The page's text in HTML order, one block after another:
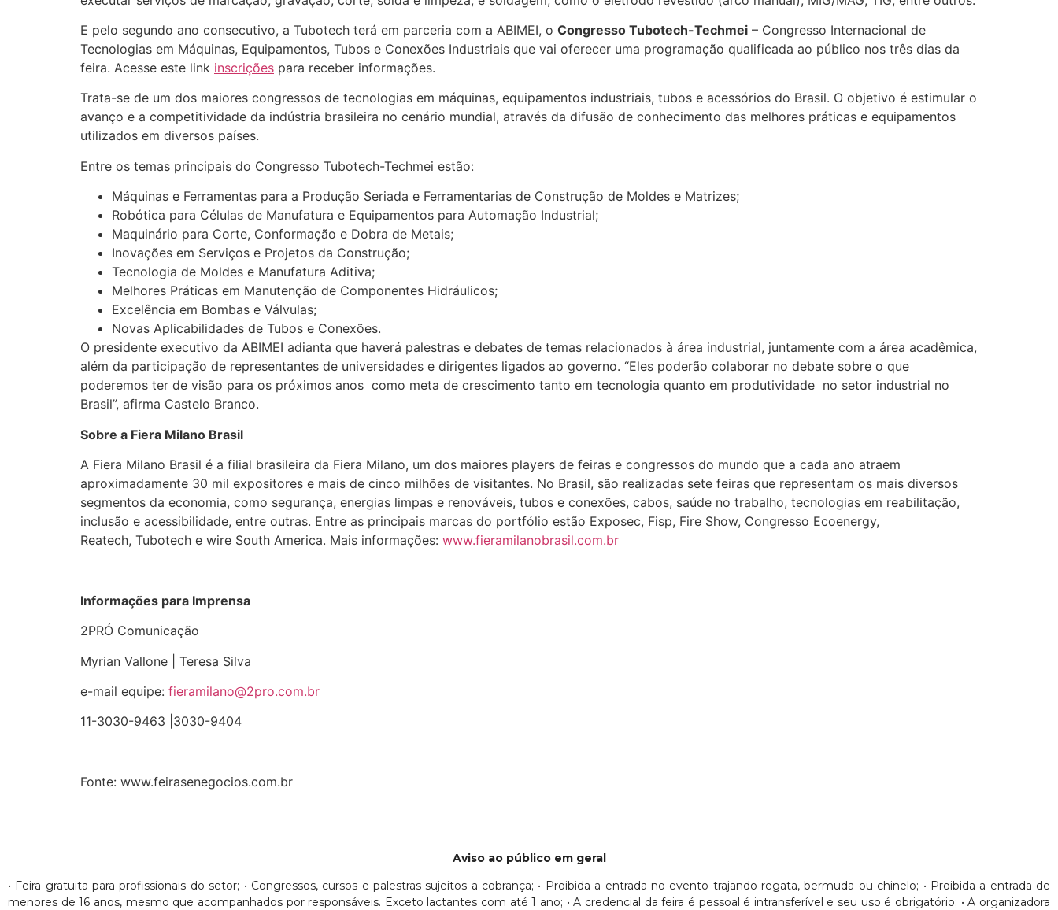
E pelo segundo ano consecutivo, a Tubotech terá em parceria com a ABIMEI, o Congresso Tubotech-Techmei – Congresso Internacional de
Tecnologias em Máquinas, Equipamentos, Tubos e Conexões Industriais que vai oferecer uma programação qualificada ao público nos três dias da
feira. Acesse este link inscrições para receber informações.
Trata-se de um dos maiores congressos de tecnologias em máquinas, equipamentos industriais, tubos e acessórios do Brasil. O objetivo é estimular o
avanço e a competitividade da indústria brasileira no cenário mundial, através da difusão de conhecimento das melhores práticas e equipamentos
utilizados em diversos países.
Entre os temas principais do Congresso Tubotech-Techmei estão:
Máquinas e Ferramentas para a Produção Seriada e Ferramentarias de Construção de Moldes e Matrizes;
Robótica para Células de Manufatura e Equipamentos para Automação Industrial;
Maquinário para Corte, Conformação e Dobra de Metais;
Inovações em Serviços e Projetos da Construção;
Tecnologia de Moldes e Manufatura Aditiva;
Melhores Práticas em Manutenção de Componentes Hidráulicos;
Excelência em Bombas e Válvulas;
Novas Aplicabilidades de Tubos e Conexões.
O presidente executivo da ABIMEI adianta que haverá palestras e debates de temas relacionados à área industrial, juntamente com a área acadêmica,
além da participação de representantes de universidades e dirigentes ligados ao governo. “Eles poderão colaborar no debate sobre o que
poderemos ter de visão para os próximos anos como meta de crescimento tanto em tecnologia quanto em produtividade no setor industrial no
Brasil”, afirma Castelo Branco.
Sobre a Fiera Milano Brasil
A Fiera Milano Brasil é a filial brasileira da Fiera Milano, um dos maiores players de feiras e congressos do mundo que a cada ano atraem
aproximadamente 30 mil expositores e mais de cinco milhões de visitantes. No Brasil, são realizadas sete feiras que representam os mais diversos
segmentos da economia, como segurança, energias limpas e renováveis, tubos e conexões, cabos, saúde no trabalho, tecnologias em reabilitação,
inclusão e acessibilidade, entre outras. Entre as principais marcas do portfólio estão Exposec, Fisp, Fire Show, Congresso Ecoenergy,
Reatech, Tubotech e wire South America. Mais informações: www.fieramilanobrasil.com.br
Informações para Imprensa
2PRÓ Comunicação
Myrian Vallone | Teresa Silva
e-mail equipe: fieramilano@2pro.com.br
11-3030-9463 |3030-9404
Fonte: www.feirasenegocios.com.br
Aviso ao público em geral
• Feira gratuita para profissionais do setor; • Congressos, cursos e palestras sujeitos a cobrança; • Proibida a entrada no evento trajando regata, bermuda ou chinelo; • Proibida a entrada de
menores de 16 anos, mesmo que acompanhados por responsáveis. Exceto lactantes com até 1 ano; • A credencial da feira é pessoal é intransferível e seu uso é obrigatório; • A organizadora